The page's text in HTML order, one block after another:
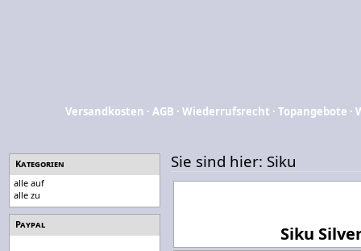
Versandkosten ·AGB ·Wiederrufsrecht ·Topangebote ·
Kategorien
alle auf
alle zu
Paypal
Sie sind hier: Siku
Siku